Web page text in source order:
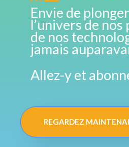
Envie de
l’univers de
de nos
jamais
Allez-y et
REGARDEZ